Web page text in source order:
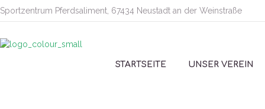
Sportzentrum Pferdsaliment, 67434 Neustadt an der Weinstraße
STARTSEITE UNSER VEREIN